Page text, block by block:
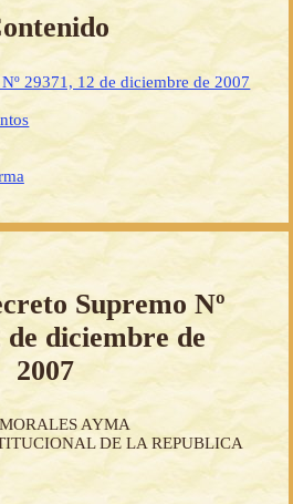
29371, 12 de diciembre de 2007
Supremo Nº
de diciembre de
2007
AYMA
DE LA REPUBLICA